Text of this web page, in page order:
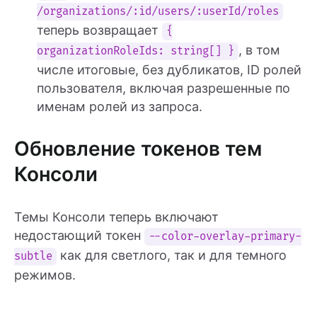
/organizations/:id/users/:userId/roles
теперь возвращает
{
organizationRoleIds: string[] } , в том
числе итоговые, без дубликатов, ID ролей
пользователя, включая разрешенные по
именам ролей из запроса.
Обновление токенов тем
Консоли
Темы Консоли теперь включают
недостающий токен
--color-overlay-primary-
subtle
как для светлого, так и для темного
режимов.